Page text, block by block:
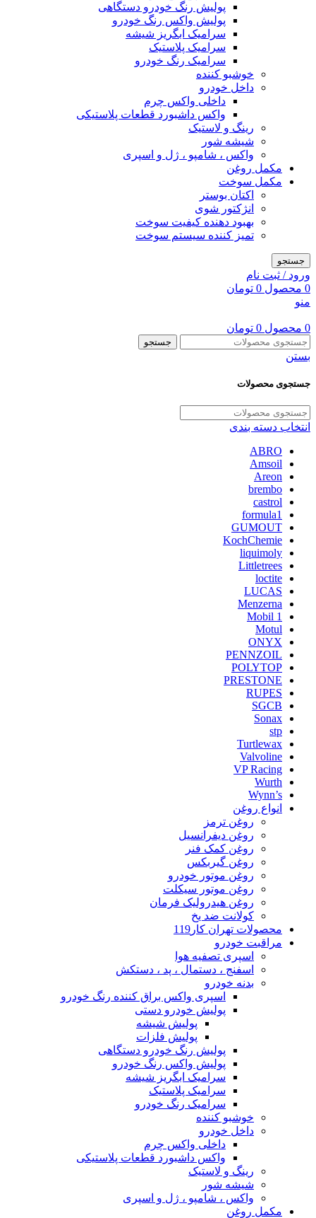
پولیش رنگ خودرو دستگاهی
پولیش واکس رنگ خودرو
سرامیک ابگریز شیشه
سرامیک پلاستیک
سرامیک رنگ خودرو
خوشبو کننده
داخل خودرو
داخلی واکس چرم
واکس داشبورد قطعات پلاستیکی
رینگ و لاستیک
شیشه شور
واکس ، شامپو ، ژل و اسپری
مکمل روغن
مکمل سوخت
اکتان بوستر
انژکتور شوی
بهبود دهنده کیفیت سوخت
تمیز کننده سیستم سوخت
جستجو
ورود / ثبت نام
0 محصول 0 تومان
منو
0 محصول 0 تومان
جستجو
بستن
جستجوی محصولات
انتخاب دسته بندی
ABRO
Amsoil
Areon
brembo
castrol
formula1
GUMOUT
KochChemie
liquimoly
Littletrees
loctite
LUCAS
Menzerna
Mobil 1
Motul
ONYX
PENNZOIL
POLYTOP
PRESTONE
RUPES
SGCB
Sonax
stp
Turtlewax
Valvoline
VP Racing
Wurth
Wynn’s
انواع روغن
روغن ترمز
روغن دیفرانسیل
روغن کمک فنر
روغن گیربکس
روغن موتور خودرو
روغن موتور سیکلت
روغن هیدرولیک فرمان
کولانت ضد یخ
محصولات تهران کار119
مراقبت خودرو
اسپری تصفیه هوا
اسفنج ، دستمال ، پد ، دستکش
بدنه خودرو
اسپری واکس براق کننده رنگ خودرو
پولیش خودرو دستی
پولیش شیشه
پولیش فلزات
پولیش رنگ خودرو دستگاهی
پولیش واکس رنگ خودرو
سرامیک ابگریز شیشه
سرامیک پلاستیک
سرامیک رنگ خودرو
خوشبو کننده
داخل خودرو
داخلی واکس چرم
واکس داشبورد قطعات پلاستیکی
رینگ و لاستیک
شیشه شور
واکس ، شامپو ، ژل و اسپری
مکمل روغن